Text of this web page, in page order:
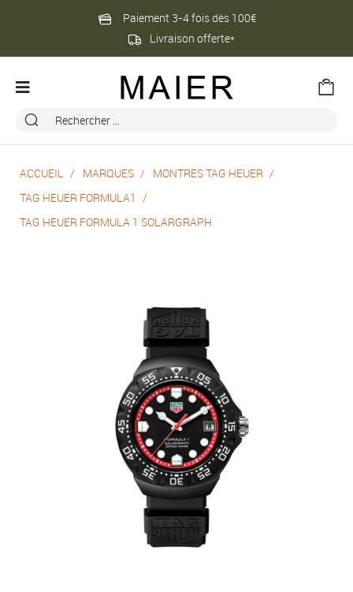
Paiement 3-4 fois dès 100€
Livraison offerte*
ACCUEIL MARQUES
MONTRES TAG HEUER
TAG HEUER FORMULA1
TAG HEUER FORMULA 1 SOLARGRAPH